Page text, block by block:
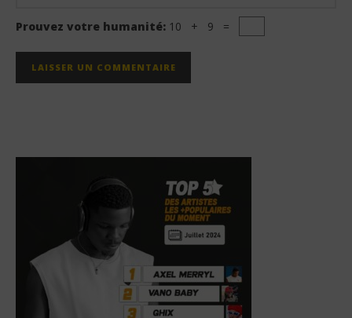
Prouvez votre humanité: 10 + 9 =